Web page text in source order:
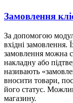
Замовлення
За допомогою
вхідні замовлення.
замовлення можна
накладну або
називають
вносити товари,
його статус.
магазину.